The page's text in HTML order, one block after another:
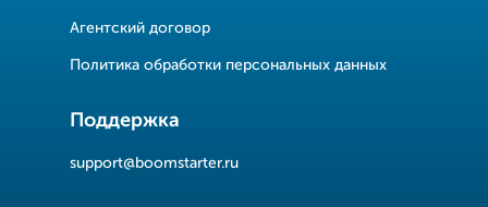
Агентский договор
Политика обработки персональных данных
Поддержка
support@boomstarter.ru